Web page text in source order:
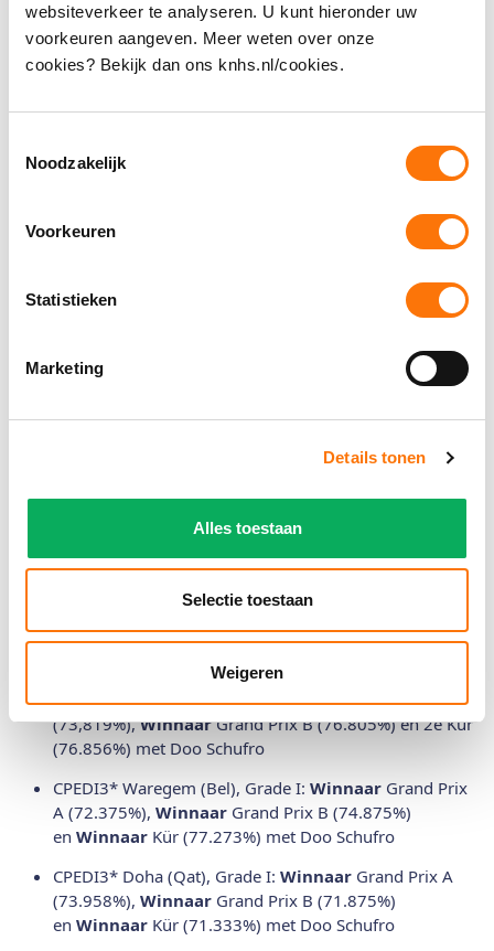
websiteverkeer te analyseren. U kunt hieronder uw
voorkeuren aangeven. Meer weten over onze
cookies? Bekijk dan ons knhs.nl/cookies.
Noodzakelijk
Voorkeuren
Statistieken
Marketing
Details tonen
Alles toestaan
Selectie toestaan
Weigeren
2017 Zuidwolde:Winnaar (65.29%) met Doo Schufro
2016 Genemuiden, Grade II:Winnaar
Doo Schufro
2016 Indoor Brabant, Grade II: 5e (68.500%) met
2016 Overasselt, Grade 1B/II: 3e team test (62.50%),
2016 Genemuiden, Grade IB/II: 4e (68.71%) met
Ricochet
2015 Harmelen, Grade II/IB: 2e individuele proef
(70.93%) en Winnaar team test (71.32%) met Rocochet
Overige:
CPEDI3* Hagen (Dui), Grade I:WinnaarGrand Prix A
WinnaarGrand Prix B (73.333%)
CDN-Para Rotterdam:
Winnaar
CPEDI3* Hagen (Dui), Grade I:WinnaarGrand Prix A
(73,819%),WinnaarGrand Prix B (76.805%) en 2e Kür
(76.856%) met Doo Schufro
CPEDI3* Waregem (Bel), Grade I: Winnaar Grand Prix
A (72.375%), Winnaar Grand Prix B (74.875%)
en Winnaar Kür (77.273%) met Doo Schufro
CPEDI3* Doha (Qat), Grade I: Winnaar Grand Prix A
(73.958%), Winnaar Grand Prix B (71.875%)
en Winnaar Kür (71.333%) met Doo Schufro